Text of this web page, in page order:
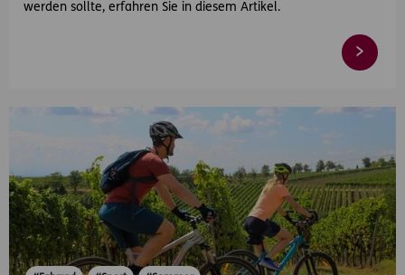
werden sollte, erfahren Sie in diesem Artikel.